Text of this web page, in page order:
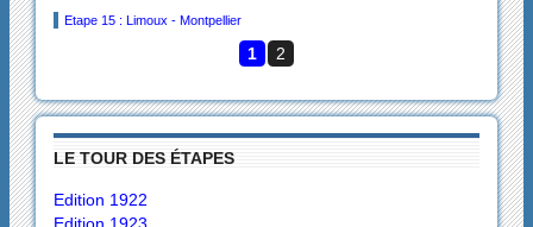
Etape 15 : Limoux - Montpellier
1 2
LE TOUR DES ÉTAPES
Edition 1922